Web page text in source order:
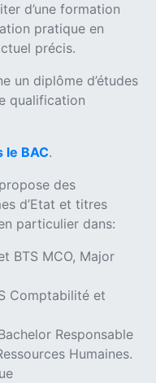
d’une formation
pratique en
précis.
un diplôme d’études
qualification
le BAC.
des
d’Etat et titres
particulier dans:
BTS MCO, Major
Comptabilité et
Responsable
Humaines.